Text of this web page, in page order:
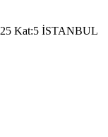
Kat:5 İSTANBUL